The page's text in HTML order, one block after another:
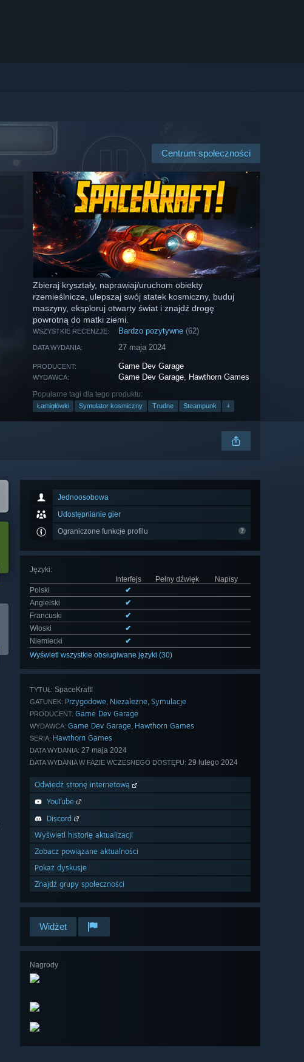
Centrum społeczności
Zbieraj kryształy, naprawiaj/uruchom obiekty
rzemieślnicze, ulepszaj swój statek kosmiczny, buduj
maszyny, eksploruj otwarty świat i znajdź drogę
powrotną do matki ziemi.
WSZYSTKIE RECENZJE: Bardzo pozytywne (62)
DATA WYDANIA: 27 maja 2024
PRODUCENT: Game Dev Garage
WYDAWCA: Game Dev Garage, Hawthorn Games
Popularne tagi dla tego produktu:
Łamigłówki Symulator kosmiczny Trudne Steampunk +
Jednoosobowa
Udostępnianie gier
Ograniczone funkcje profilu
Języki:
Interfejs
Pełny dźwięk
Napisy
Polski
✔
Angielski
✔
Francuski
✔
Włoski
✔
Niemiecki
✔
Wyświetl wszystkie obsługiwane języki (30)
TYTUŁ: SpaceKraft!
GATUNEK: Przygodowe, Niezależne, Symulacje
PRODUCENT: Game Dev Garage
WYDAWCA: Game Dev Garage, Hawthorn Games
SERIA: Hawthorn Games
DATA WYDANIA: 27 maja 2024
DATA WYDANIA W FAZIE WCZESNEGO DOSTĘPU: 29 lutego 2024
Odwiedź stronę internetową
YouTube
Discord
Wyświetl historię aktualizacji
Zobacz powiązane aktualności
Pokaż dyskusje
Znajdź grupy społeczności
Widżet
Nagrody